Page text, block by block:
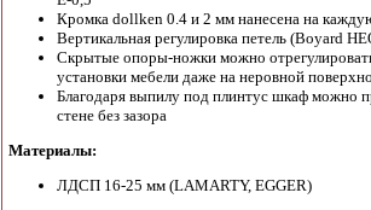
Кромка dollken 0.4 и 2 мм нанесена на
Вертикальная регулировка петель (Boyard
Скрытые опоры-ножки можно
установки мебели даже на неровной
Благодаря выпилу под плинтус шкаф можно
стене без зазора
Материалы:
ЛДСП 16-25 мм (LAMARTY, EGGER)